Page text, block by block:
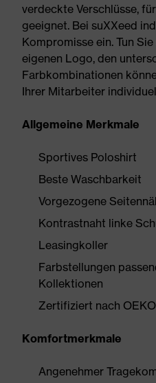
verdeckte Verschlüsse,
geeignet. Bei suXXeed
Kompromisse ein. Tun
eigenen Logo, den
Farbkombinationen
Ihrer Mitarbeiter
Allgemeine Merkmale
Sportives Poloshirt
Beste Waschbarkeit
Vorgezogene
Kontrastnaht linke
Leasingkoller
Farbstellungen
Kollektionen
Zertifiziert nach
Komfortmerkmale
Angenehmer